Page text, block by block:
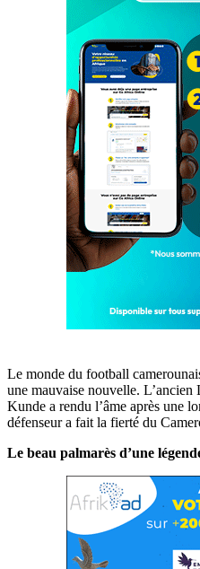
Le monde du football
une mauvaise nouvelle.
Kunde a rendu l’âme après une
défenseur a fait la fierté du
Le beau palmarès d’une